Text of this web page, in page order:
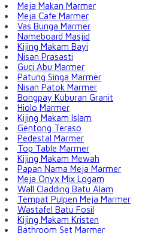
Meja Makan Marmer
Meja Cafe Marmer
Vas Bunga Marmer
Nameboard Masjid
Kijing Makam Bayi
Nisan Prasasti
Guci Abu Marmer
Patung Singa Marmer
Nisan Patok Marmer
Bongpay Kuburan Granit
Hiolo Marmer
Kijing Makam Islam
Gentong Teraso
Pedestal Marmer
Top Table Marmer
Kijing Makam Mewah
Papan Nama Meja Marmer
Meja Onyx Mix Logam
Wall Cladding Batu Alam
Tempat Pulpen Meja Marmer
Wastafel Batu Fosil
Kijing Makam Kristen
Bathroom Set Marmer